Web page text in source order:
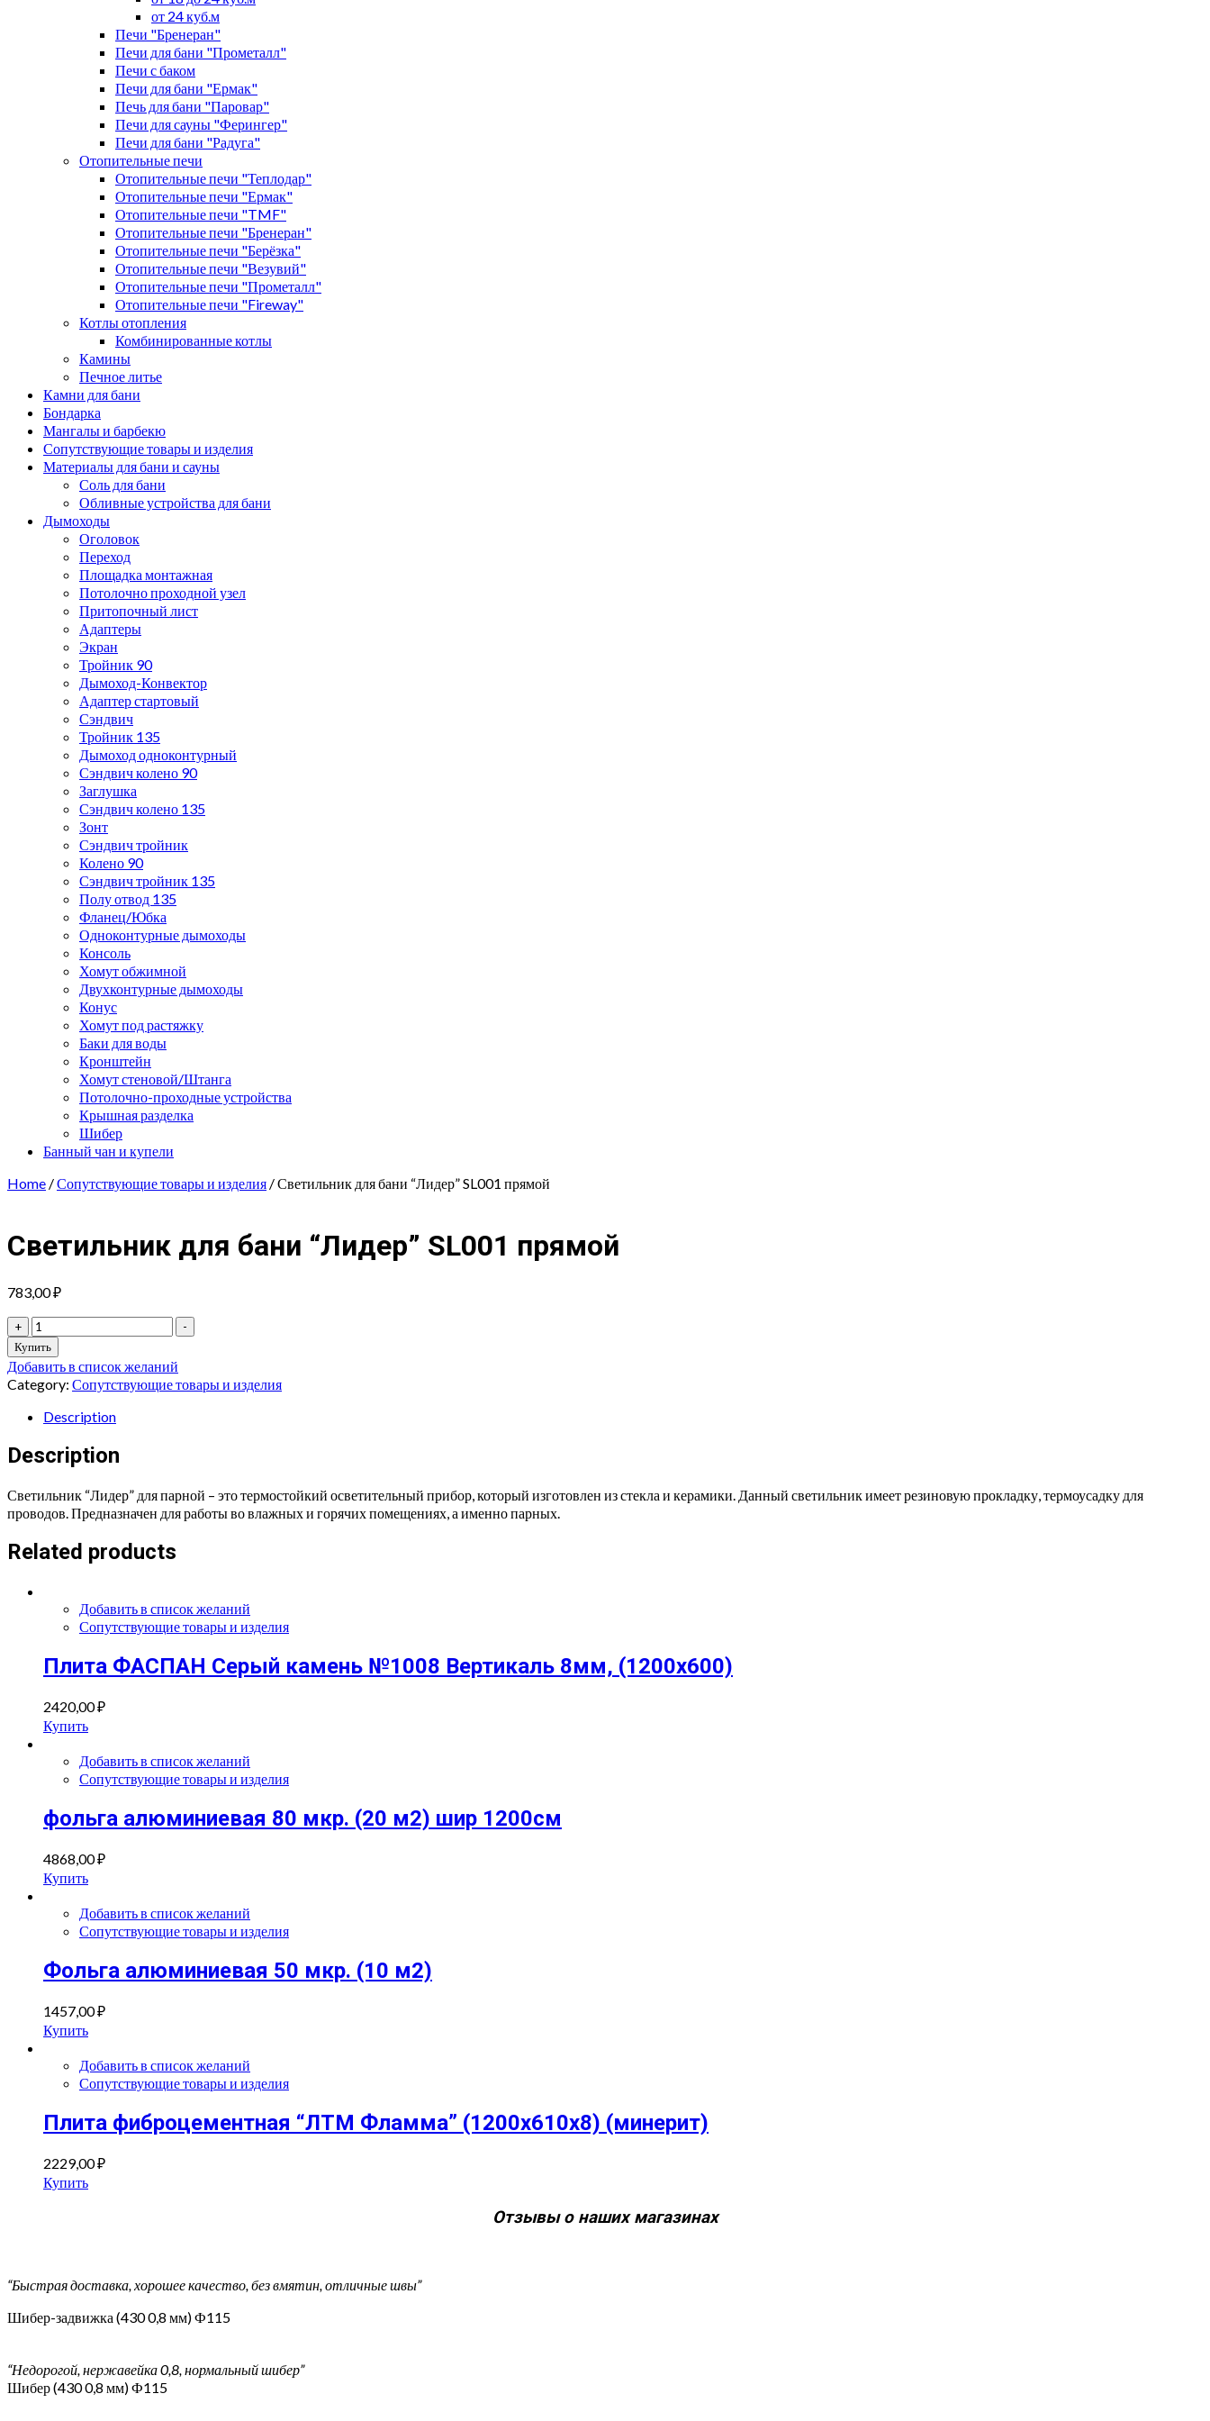
от 24 куб.м
Печи "Бренеран"
Печи для бани "Прометалл"
Печи с баком
Печи для бани "Ермак"
Печь для бани "Паровар"
Печи для сауны "Ферингер"
Печи для бани "Радуга"
Отопительные печи
Отопительные печи "Теплодар"
Отопительные печи "Ермак"
Отопительные печи "TMF"
Отопительные печи "Бренеран"
Отопительные печи "Берёзка"
Отопительные печи "Везувий"
Отопительные печи "Прометалл"
Отопительные печи "Fireway"
Котлы отопления
Комбинированные котлы
Камины
Печное литье
Камни для бани
Бондарка
Мангалы и барбекю
Сопутствующие товары и изделия
Материалы для бани и сауны
Соль для бани
Обливные устройства для бани
Дымоходы
Оголовок
Переход
Площадка монтажная
Потолочно проходной узел
Притопочный лист
Адаптеры
Экран
Тройник 90
Дымоход-Конвектор
Адаптер стартовый
Сэндвич
Тройник 135
Дымоход одноконтурный
Сэндвич колено 90
Заглушка
Сэндвич колено 135
Зонт
Сэндвич тройник
Колено 90
Сэндвич тройник 135
Полу отвод 135
Фланец/Юбка
Одноконтурные дымоходы
Консоль
Хомут обжимной
Двухконтурные дымоходы
Конус
Хомут под растяжку
Баки для воды
Кронштейн
Хомут стеновой/Штанга
Потолочно-проходные устройства
Крышная разделка
Шибер
Банный чан и купели
Home /Сопутствующие товары и изделия / Светильник для бани “Лидер” SL001 прямой
Светильник для бани “Лидер” SL001 прямой
783,00₽
+
Светильник
для
бани
"Лидер"
SL001
прямой
-
Купить
Добавить в список желаний
Category: Сопутствующие товары и изделия
Description
Description
Светильник “Лидер” для парной – это термостойкий осветительный прибор, который изготовлен из стекла и керамики. Данный светильник имеет резиновую прокладку, термоусадку для
проводов. Предназначен для работы во влажных и горячих помещениях, а именно парных.
Related products
Добавить в список желаний
Сопутствующие товары и изделия
Плита ФАСПАН Серый камень №1008 Вертикаль 8мм, (1200х600)
2420,00₽
Купить
Добавить в список желаний
Сопутствующие товары и изделия
фольга алюминиевая 80 мкр. (20 м2) шир 1200см
4868,00₽
Купить
Добавить в список желаний
Сопутствующие товары и изделия
Фольга алюминиевая 50 мкр. (10 м2)
1457,00₽
Купить
Добавить в список желаний
Сопутствующие товары и изделия
Плита фиброцементная “ЛТМ Фламма” (1200х610х8) (минерит)
2229,00₽
Купить
Отзывы о наших магазинах
“Быстрая доставка, хорошее качество, без вмятин, отличные швы”
Шибер-задвижка (430 0,8 мм) Ф115
“Недорогой, нержавейка 0,8, нормальный шибер”
Шибер (430 0,8 мм) Ф115